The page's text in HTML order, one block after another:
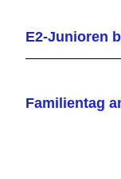
E2-Junioren
Familientag